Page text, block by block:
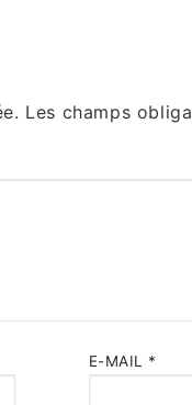
Les champs
E-MAIL *